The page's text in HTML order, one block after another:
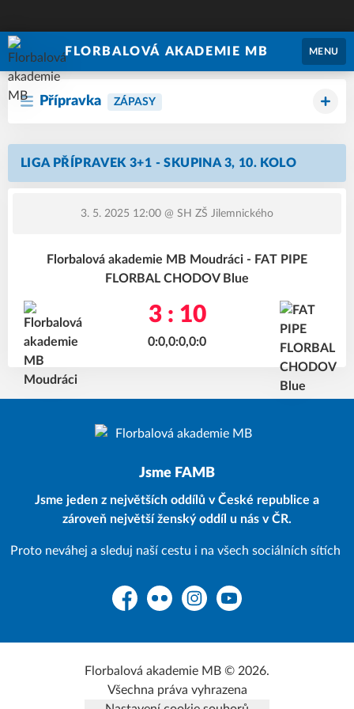
FLORBALOVÁ AKADEMIE MB MENU
Přípravka ZÁPASY
LIGA PŘÍPRAVEK 3+1 - SKUPINA 3, 10. KOLO
3. 5. 2025 12:00 @ SH ZŠ Jilemnického
Florbalová akademie MB Moudráci - FAT PIPE
FLORBAL CHODOV Blue
3 : 10
0:0,0:0,0:0
Jsme FAMB
Jsme jeden z největších oddílů v České republice a
zároveň největší ženský oddíl u nás v ČR.
Proto neváhej a sleduj naší cestu i na všech sociálních sítích
FacebookFlickr InstagramYouTube
Florbalová akademie MB © 2026.
Všechna práva vyhrazena